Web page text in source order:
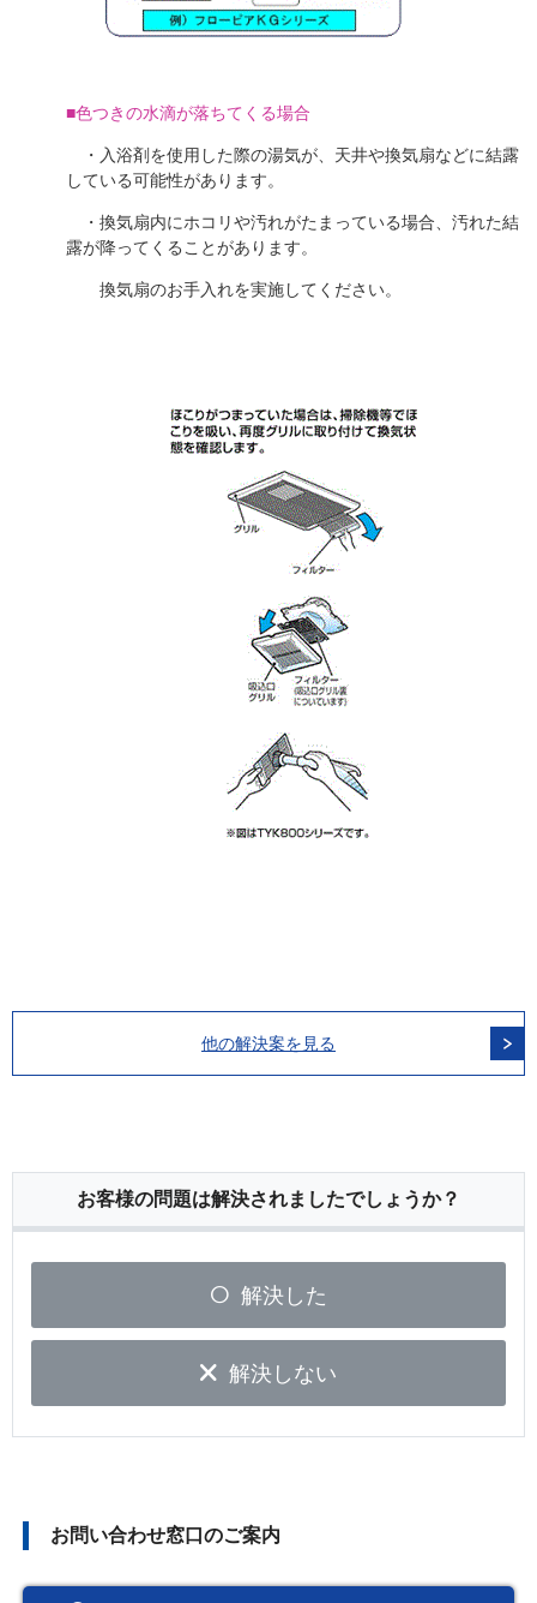
■色つきの水滴が落ちてくる場合
・入浴剤を使用した際の湯気が、天井や換気扇などに結露
している可能性があります。
・換気扇内にホコリや汚れがたまっている場合、汚れた結
露が降ってくることがあります。
換気扇のお手入れを実施してください。
他の解決案を見る
お客様の問題は解決されましたでしょうか？
解決した
解決しない
お問い合わせ窓口のご案内